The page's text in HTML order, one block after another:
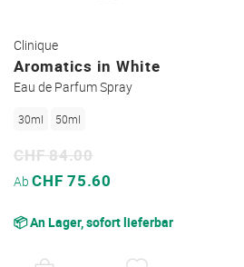
Clinique
Aromatics in White
Eau de Parfum Spray
30ml 50ml
Sonderpreis
Ab CHF 75.60
CHF 84.00
📦 An Lager, sofort lieferbar